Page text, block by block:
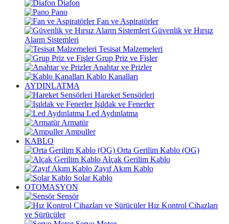
Diafon
Pano
Fan ve Aspiratörler
Güvenlik ve Hırsız
Alarm Sistemleri
Tesisat Malzemeleri
Grup Priz ve Fişler
Anahtar ve Prizler
Kablo Kanalları
AYDINLATMA
Hareket Sensörleri
Işıldak ve Fenerler
Led Aydınlatma
Armatür
Ampuller
KABLO
Orta Gerilim Kablo (OG)
Alçak Gerilim Kablo
Zayıf Akım Kablo
Solar Kablo
OTOMASYON
Sensör
Hız Kontrol Cihazları
ve Sürücüler